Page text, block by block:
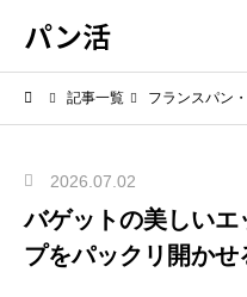
パン活
記事一覧 フランスパン
2026.07.02
バゲットの美しい
プをパックリ開かせ